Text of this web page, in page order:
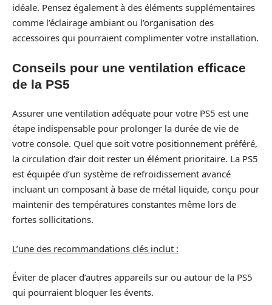
idéale. Pensez également à des éléments supplémentaires
comme l’éclairage ambiant ou l’organisation des
accessoires qui pourraient complimenter votre installation.
Conseils pour une ventilation efficace
de la PS5
Assurer une ventilation adéquate pour votre PS5 est une
étape indispensable pour prolonger la durée de vie de
votre console. Quel que soit votre positionnement préféré,
la circulation d’air doit rester un élément prioritaire. La PS5
est équipée d’un système de refroidissement avancé
incluant un composant à base de métal liquide, conçu pour
maintenir des températures constantes même lors de
fortes sollicitations.
L’une des recommandations clés inclut :
Éviter de placer d’autres appareils sur ou autour de la PS5
qui pourraient bloquer les évents.